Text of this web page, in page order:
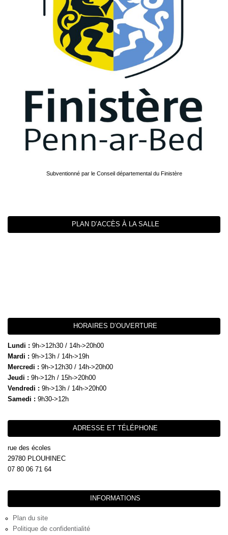
Subventionné par le Conseil départemental du Finistère
PLAN D’ACCÈS À LA SALLE
HORAIRES D’OUVERTURE
Lundi : 9h->12h30 / 14h->20h00
Mardi : 9h->13h / 14h->19h
Mercredi : 9h->12h30 / 14h->20h00
Jeudi : 9h->12h / 15h->20h00
Vendredi : 9h->13h / 14h->20h00
Samedi : 9h30->12h
ADRESSE ET TÉLÉPHONE
rue des écoles
29780 PLOUHINEC
07 80 06 71 64
INFORMATIONS
Plan du site
Politique de confidentialité